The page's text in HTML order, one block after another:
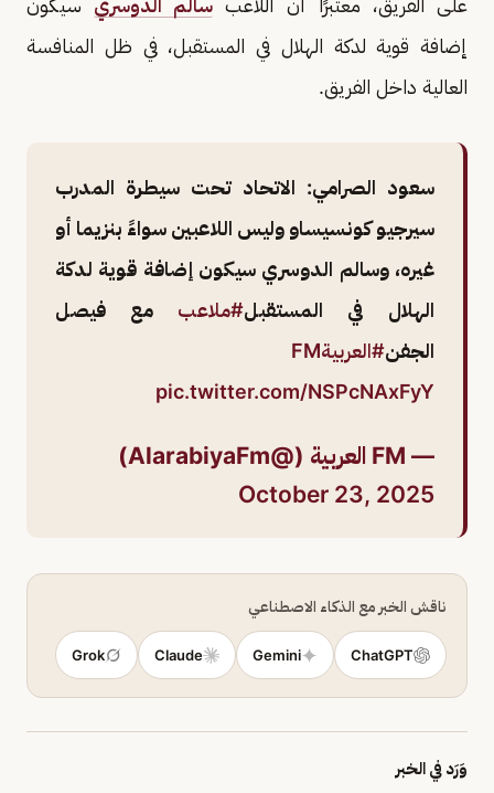
على الفريق، معتبرًا أن اللاعب سالم الدوسري سيكون
إضافة قوية لدكة الهلال في المستقبل، في ظل المنافسة
العالية داخل الفريق.
سعود الصرامي: الاتحاد تحت سيطرة المدرب
سيرجيو كونسيساو وليس اللاعبين سواءً بنزيما أو
غيره، وسالم الدوسري سيكون إضافة قوية لدكة
الهلال في المستقبل#ملاعب مع فيصل
الجفن#العربيةFM
pic.twitter.com/NSPcNAxFyY
— FM العربية (@AlarabiyaFm)
October 23, 2025
ناقش الخبر مع الذكاء الاصطناعي
ChatGPT
Gemini
Claude
Grok
وَرَد في الخبر